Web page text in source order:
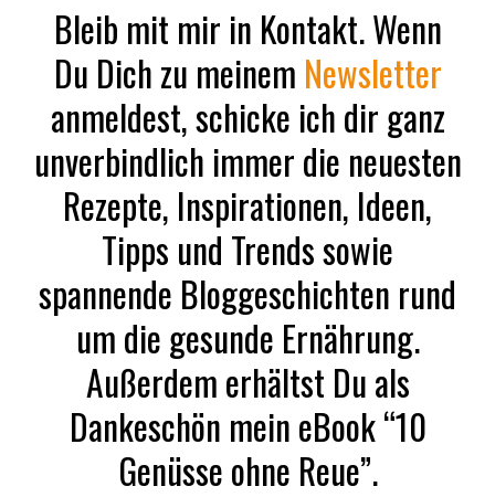
Bleib mit mir in Kontakt. Wenn
Du Dich zu meinem Newsletter
anmeldest, schicke ich dir ganz
unverbindlich immer die neuesten
Rezepte, Inspirationen, Ideen,
Tipps und Trends sowie
spannende Bloggeschichten rund
um die gesunde Ernährung.
Außerdem erhältst Du als
Dankeschön mein eBook “10
Genüsse ohne Reue”.